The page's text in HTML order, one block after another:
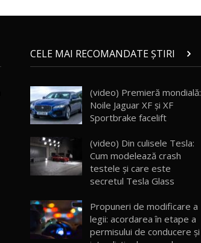
CELE MAI RECOMANDATE ȘTIRI
(video) Premieră mondială:
Noile Jaguar XF şi XF
Sportbrake facelift
(video) Din culisele Tesla:
Cum modelează crash
testele şi care este
secretul Tesla Glass
Propuneri de modificare a
legii: acordarea în etape a
permisului de conducere şi